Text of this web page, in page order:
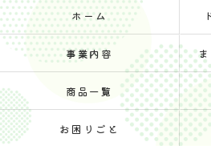
ホーム
事業内容
商品一覧
お困りごと